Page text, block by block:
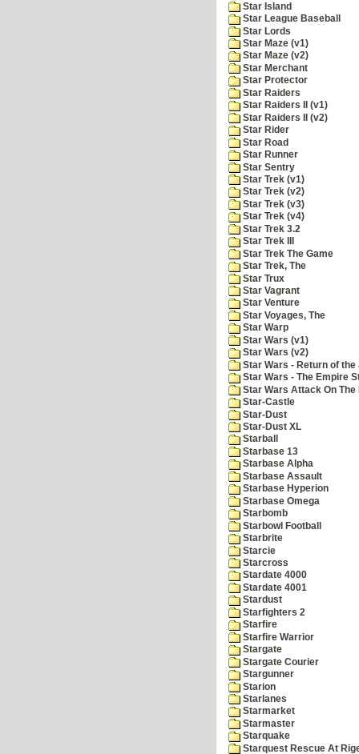
Star Island
Star League Baseball
Star Lords
Star Maze (v1)
Star Maze (v2)
Star Merchant
Star Protector
Star Raiders
Star Raiders II (v1)
Star Raiders II (v2)
Star Rider
Star Road
Star Runner
Star Sentry
Star Trek (v1)
Star Trek (v2)
Star Trek (v3)
Star Trek (v4)
Star Trek 3.2
Star Trek III
Star Trek The Game
Star Trek, The
Star Trux
Star Vagrant
Star Venture
Star Voyages, The
Star Warp
Star Wars (v1)
Star Wars (v2)
Star Wars - Return of
Star Wars - The Empire
Star Wars Attack On The
Star-Castle
Star-Dust
Star-Dust XL
Starball
Starbase 13
Starbase Alpha
Starbase Assault
Starbase Hyperion
Starbase Omega
Starbomb
Starbowl Football
Starbrite
Starcie
Starcross
Stardate 4000
Stardate 4001
Stardust
Starfighters 2
Starfire
Starfire Warrior
Stargate
Stargate Courier
Stargunner
Starion
Starlanes
Starmarket
Starmaster
Starquake
Starquest Rescue At